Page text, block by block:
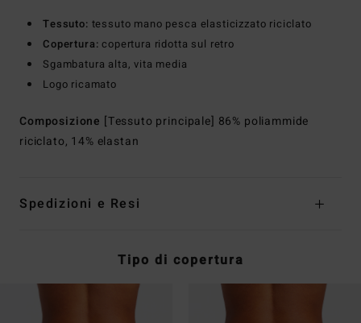
Tessuto: tessuto mano pesca elasticizzato riciclato
Copertura: copertura ridotta sul retro
Sgambatura alta, vita media
Logo ricamato
Composizione [Tessuto principale] 86% poliammide
riciclato, 14% elastan
Spedizioni e Resi
Tipo di copertura